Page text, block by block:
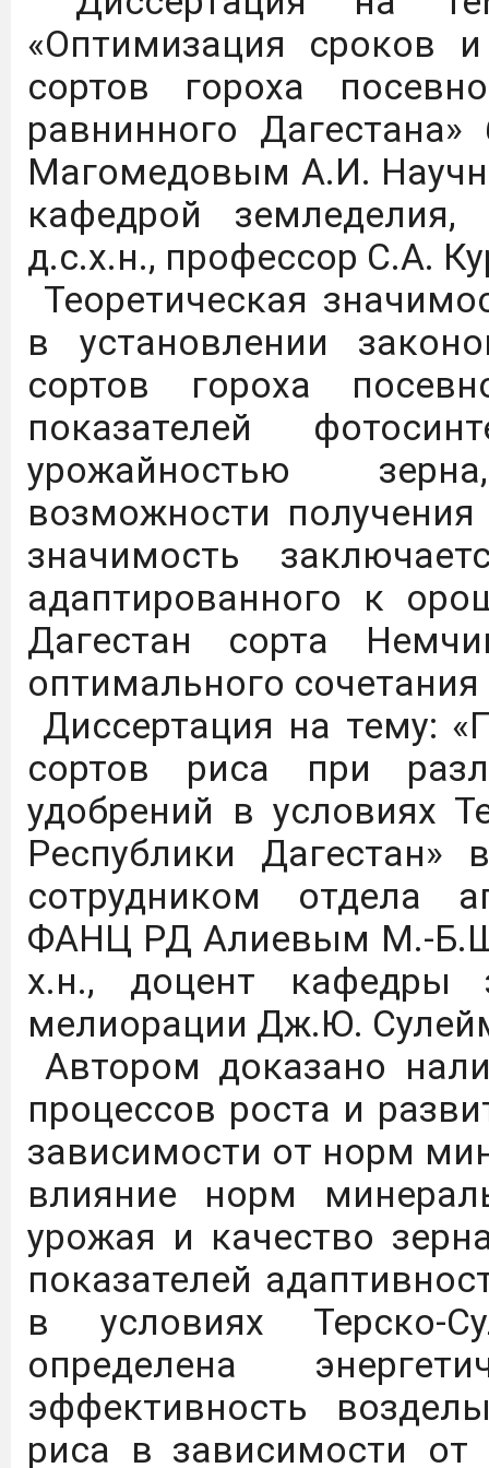
С 01.09.25 по 31.08.26
доступ к
"Просвещение" ЭБС
следующей ссылке:
Цифровые плакаты,
осмотрительности
телекоммуникационных
Дагестанский
агротехнологических
Дагестанский
имени М.М.
2027 года в
национального проекта
продовольственной
обеспечение
предприятий на
Подробнее
С каталогом
ГАУ можно ознакомиться
ФКП "Щелковский
выпускников ВО и СПО
микробиология,
инженерия.Подробнее
На сайте журнала
приравнивание
наукометрические
ВАК с распределением
«Оптимизация сроков
сортов гороха
равнинного
Магомедовым А.И.
кафедрой
д.с.х.н., профессор С.А.
Теоретическая
в установлении
сортов гороха
показателей
урожайностью
возможности
значимость
адаптированного к
Дагестан сорта
оптимального
Диссертация на тему:
сортов риса при
удобрений в условиях
Республики
сотрудником отдела
ФАНЦ РД Алиевым М.-
х.н., доцент кафедры
мелиорации Дж.Ю.
Автором доказано
процессов роста и
зависимости от норм
влияние норм
урожая и качество
показателей
в условиях Терско-
определена
эффективность
риса в зависимости